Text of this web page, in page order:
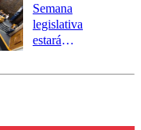
Semana
legislativa
estará
el fin de la